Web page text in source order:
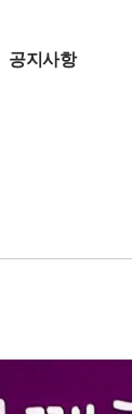
공지사항